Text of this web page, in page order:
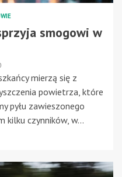
smogowi w
mierzą się z
powietrza, które
pyłu zawieszonego
kilku czynników, w...